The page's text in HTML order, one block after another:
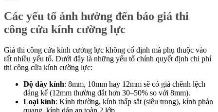
Các yếu tố ảnh hưởng đến báo giá thi
công cửa kính cường lực
Giá thi công cửa kính cường lực không cố định mà phụ thuộc vào
rất nhiều yếu tố. Dưới đây là những yếu tố chính quyết định chi phí
thi công cửa kính cường lực:
Độ dày kính: 8mm, 10mm hay 12mm sẽ có giá chênh lệch
đáng kể (12mm thường đắt hơn 30–50% so với 8mm).
Loại kính: Kính thường, kính thấp sắt (siêu trong), kính phản
quang, kính dán an toàn 2 lớp.